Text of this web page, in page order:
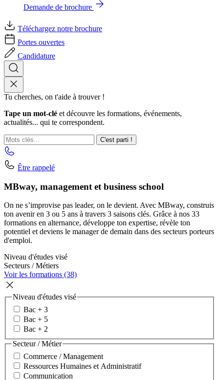
Demande de brochure
Téléchargez notre brochure
Portes ouvertes
Candidature
Tu cherches, on t'aide à trouver !
Tape un mot-clé et découvre les formations, événements,
actualités... qui te correspondent.
C'est parti !
Être rappelé
MBway, management et business school
On ne s’improvise pas leader, on le devient. Avec MBway, construis
ton avenir en 3 ou 5 ans à travers 3 saisons clés. Grâce à nos 33
formations en alternance, développe ton expertise, révèle ton
potentiel et deviens le manager de demain dans des secteurs porteurs
d'emploi.
Niveau d'études visé
Secteurs / Métiers
Voir les formations (38)
Niveau d'études visé
Bac + 3
Bac + 5
Bac + 2
Secteur / Métier
Commerce / Management
Ressources Humaines et Administratif
Communication